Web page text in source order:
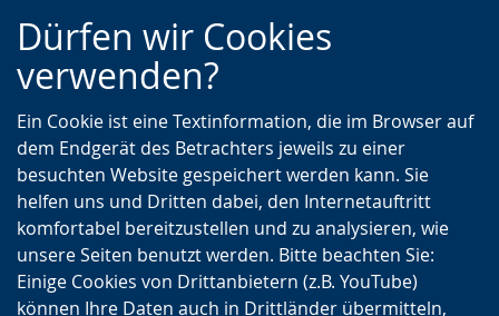
Zur
Hauptnavigation
Zur
Seitennavigation
Zum
Inhalt
Dürfen wir Cookies
verwenden?
Ein Cookie ist eine Textinformation, die im Browser auf
dem Endgerät des Betrachters jeweils zu einer
besuchten Website gespeichert werden kann. Sie
helfen uns und Dritten dabei, den Internetauftritt
komfortabel bereitzustellen und zu analysieren, wie
unsere Seiten benutzt werden. Bitte beachten Sie:
Einige Cookies von Drittanbietern (z.B. YouTube)
können Ihre Daten auch in Drittländer übermitteln,